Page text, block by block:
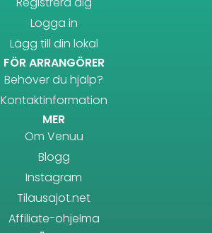
Logga in
Lägg till din lokal
FÖR ARRANGÖRER
Behöver du hjälp?
Kontaktinformation
MER
Om Venuu
Blogg
Instagram
Tilausajot.net
Affiliate-ohjelma